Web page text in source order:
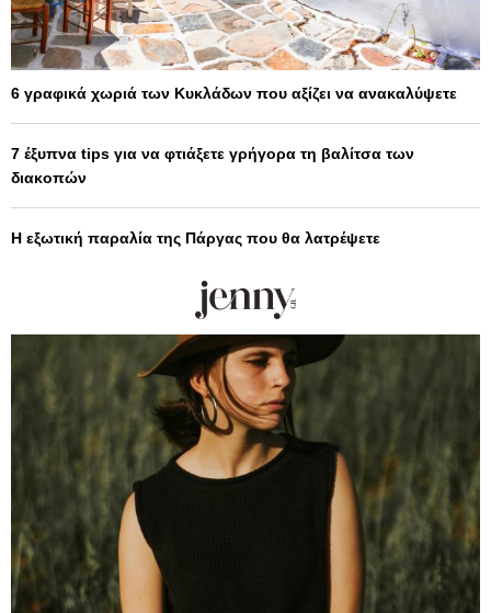
6 γραφικά χωριά των Κυκλάδων που αξίζει να ανακαλύψετε
7 έξυπνα tips για να φτιάξετε γρήγορα τη βαλίτσα των
διακοπών
Η εξωτική παραλία της Πάργας που θα λατρέψετε